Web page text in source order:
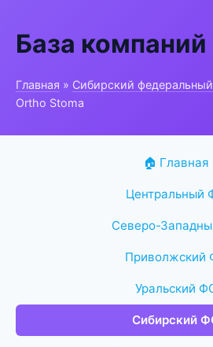
База компаний
Главная » Сибирский
Ortho Stoma
🏠 Главная
Центральный
Северо-
Приволжский
Уральский
Сибирский